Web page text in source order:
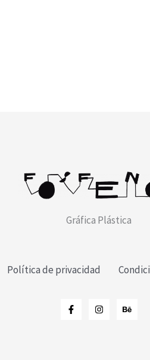
Gráfica Plástica
Política de privacidad